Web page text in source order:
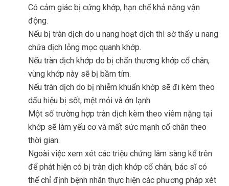
Có cảm giác bị cứng khớp, hạn chế khả năng vận
động.
Nếu bị tràn dịch do u nang hoạt dịch thì sờ thấy u nang
chứa dịch lỏng mọc quanh khớp.
Nếu tràn dịch khớp do bị chấn thương khớp cổ chân,
vùng khớp này sẽ bị bầm tím.
Nếu tràn dịch do bị nhiễm khuẩn khớp sẽ đi kèm theo
dấu hiệu bị sốt, mệt mỏi và ớn lạnh
Một số trường hợp tràn dịch kèm theo viêm nặng tại
khớp sẽ làm yếu cơ và mất sức mạnh cổ chân theo
thời gian.
Ngoài việc xem xét các triệu chứng lâm sàng kể trên
để phát hiện có bị tràn dịch khớp cổ chân, bác sĩ có
thể chỉ định bệnh nhân thực hiện các phương pháp xét